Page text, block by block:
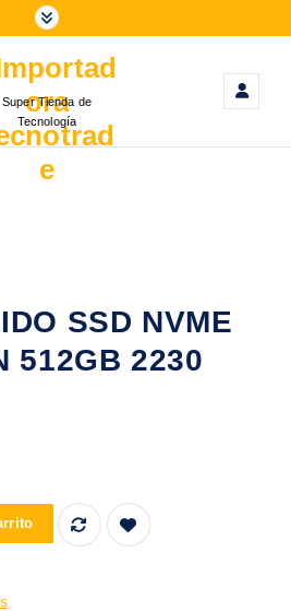
Super Tienda de
Tecnología
SSD NVME
512GB 2230
M.2 PHISON 512GB 2230 P0327